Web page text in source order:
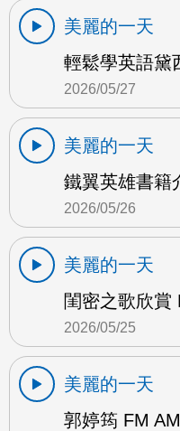
美麗的一天
輕鬆學英語黛
2026/05/27
美麗的一天
鐵翼英雄書籍
2026/05/26
美麗的一天
閨密之歌欣賞
2026/05/25
美麗的一天
郭婷筠 FM AM